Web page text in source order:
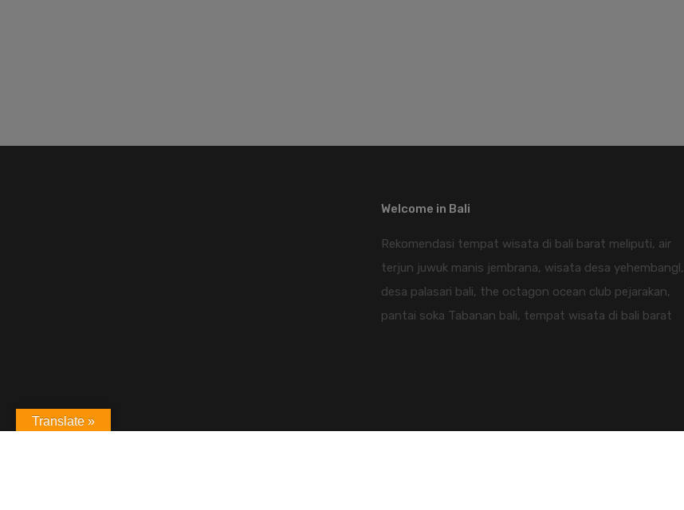
Welcome in Bali
Rekomendasi tempat wisata di bali barat meliputi, air
terjun juwuk manis jembrana, wisata desa yehembangl,
desa palasari bali, the octagon ocean club pejarakan,
pantai soka Tabanan bali, tempat wisata di bali barat
Translate »